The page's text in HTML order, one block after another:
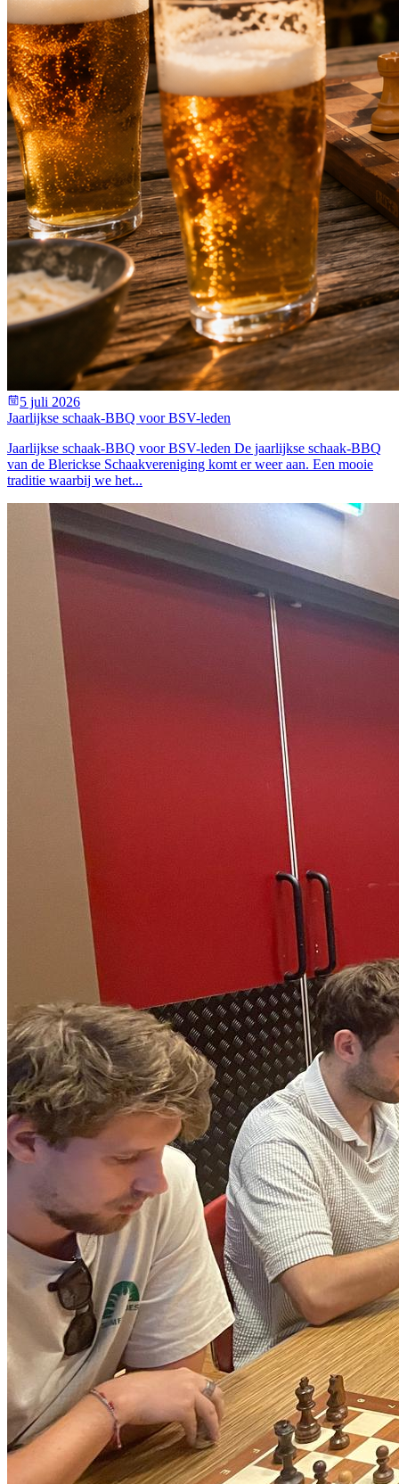
5 juli 2026
Jaarlijkse schaak-BBQ voor BSV-leden
Jaarlijkse schaak-BBQ voor BSV-leden De jaarlijkse schaak-BBQ
van de Blerickse Schaakvereniging komt er weer aan. Een mooie
traditie waarbij we het...